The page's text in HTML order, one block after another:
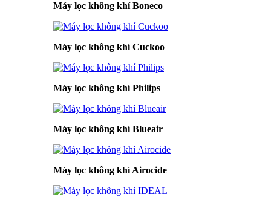
Máy lọc không khí Boneco
Máy lọc không khí Cuckoo
Máy lọc không khí Philips
Máy lọc không khí Blueair
Máy lọc không khí Airocide